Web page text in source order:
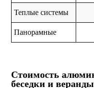
Теплые системы
Панорамные
Стоимость
беседки и веранды